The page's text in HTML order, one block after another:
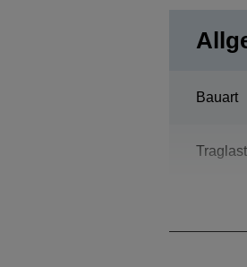
Bauart
Traglast